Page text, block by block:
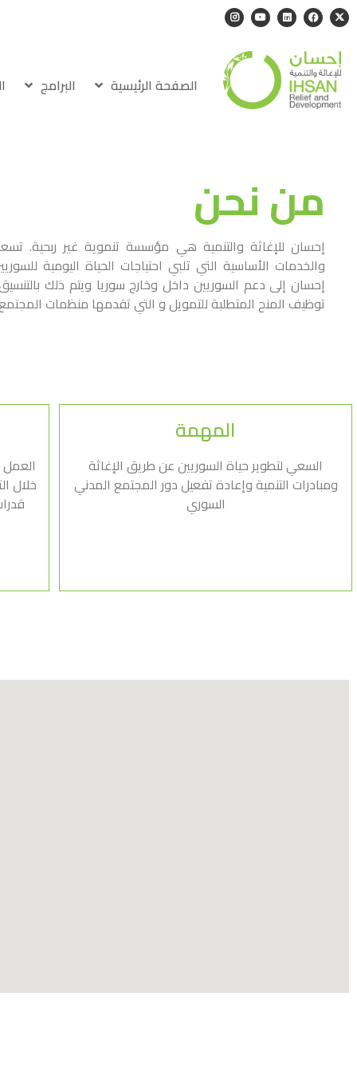
الصفحة الرئيسية البرامج
من نحن
إحسان للإغاثة والتنمية هي مؤسسة تنموية غير ربحية.
والخدمات الأساسية التي تلبي احتياجات الحياة اليومية
إحسان إلى دعم السوريين داخل وخارج سوريا ويتم ذلك
توظيف المنح المتطلبة للتمويل و التي تقدمها منظمات
المهمة
السعي لتطوير حياة السوريين عن طريق الإغاثة
ومبادرات التنمية وإعادة تفعيل دور المجتمع المدني
السوري
العمل
خلال